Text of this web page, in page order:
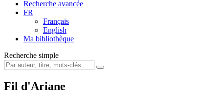
Recherche avancée
FR
Français
English
Ma bibliothèque
Recherche simple
Fil d'Ariane